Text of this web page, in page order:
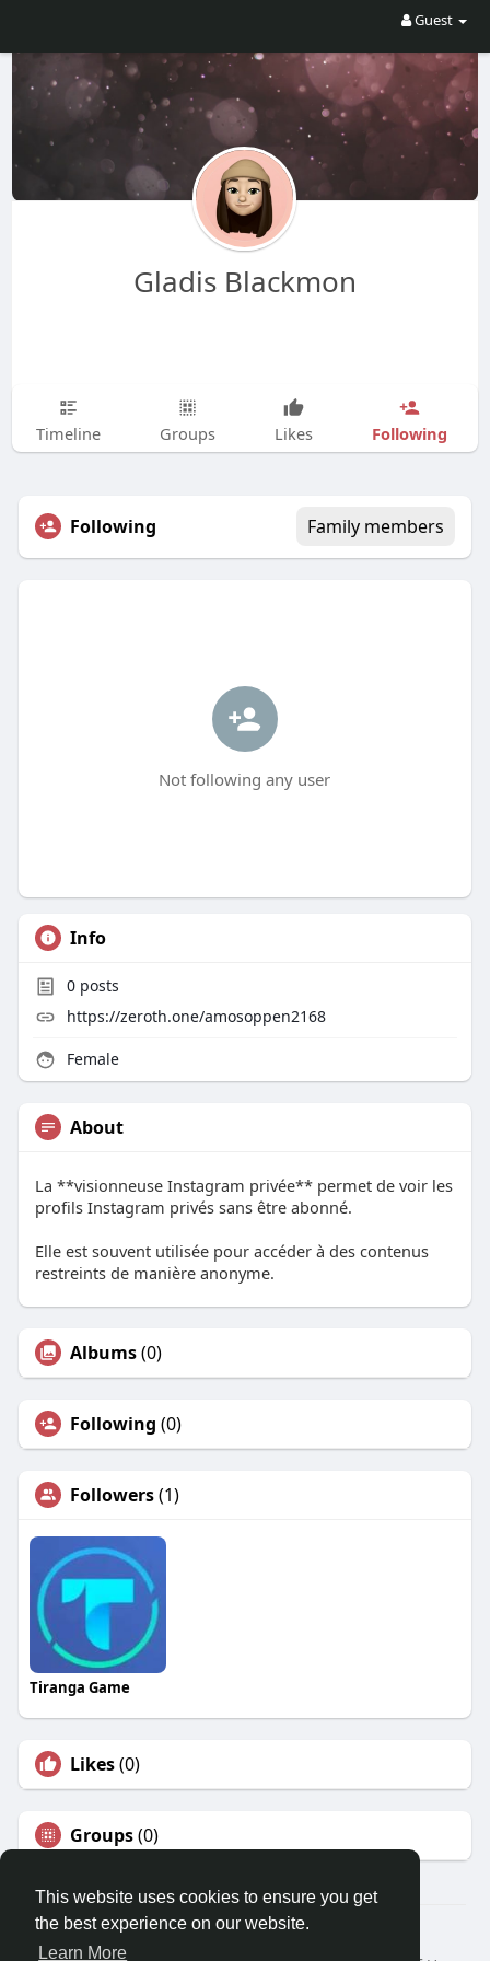
This website uses cookies to ensure you get
the best experience on our website.
Learn More
Guest
Gladis Blackmon
Timeline Groups Likes Following
Following Family members
Not following any user
Info
0posts
https://zeroth.one/amosoppen2168
Female
About
La **visionneuse Instagram privée** permet de voir les
profils Instagram privés sans être abonné.
Elle est souvent utilisée pour accéder à des contenus
restreints de manière anonyme.
Albums(0)
Following (0)
Followers(1)
Tiranga Game
Likes(0)
Groups(0)
© 2026 Travel With Me